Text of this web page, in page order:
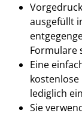
ausgefüllt
Formulare
Eine
lediglich
Sie